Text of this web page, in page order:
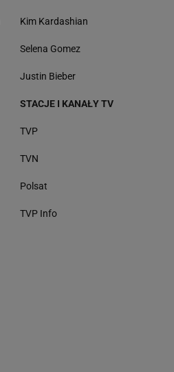
Kim Kardashian
Selena Gomez
Justin Bieber
STACJE I KANAŁY TV
TVP
TVN
Polsat
TVP Info